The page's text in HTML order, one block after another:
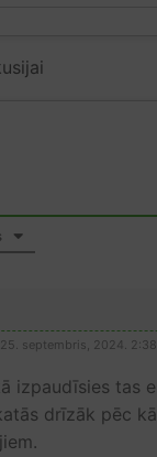
25. septembris, 2024.
izpaudīsies tas
drīzāk pēc